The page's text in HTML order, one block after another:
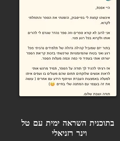
בתוכנית השראה ימית עם טל
וינר רזניאלי